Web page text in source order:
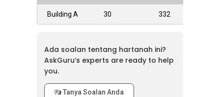
Building A 30 332
Ada soalan tentang hartanah ini?
AskGuru’s experts are ready to help
you.
Tanya Soalan Anda